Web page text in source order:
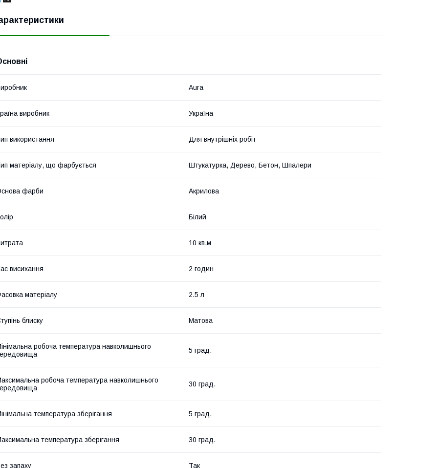
Aura
виробник Україна
використання Для внутрішніх робіт
матеріалу, що фарбується Штукатурка, Дерево, Бетон, Шпалери
фарби Акрилова
Білий
10 кв.м
висихання 2 годин
матеріалу 2.5 л
блиску Матова
робоча температура навколишнього
5 град.
робоча температура навколишнього
30 град.
температура зберігання 5 град.
температура зберігання 30 град.
запаху Так